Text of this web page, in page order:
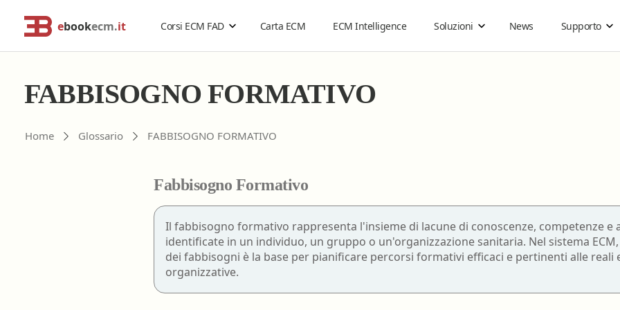
ebookecm.it Corsi ECM FAD
Catalogo Generale
Educatore professionale
Infermiere pediatrico
Logopedista
Tecnico
Tecnico della
cardiocircolatoria e
Carta ECM ECM Intelligence Soluzioni
Professionisti della salute
Estensione validità corsi ECM
Rimborso corsi ECM
News Supporto
Risoluzione problemi
Problemi accesso ebookecm.it
Recupero email
Sostituzione password
- Domande frequenti
Guida ai Gruppi di Acquisto
Istruzioni per utilizzare gli ebook con DRM
Cerca corsi ECM o altro
FABBISOGNO FORMATIVO
Home Glossario FABBISOGNO FORMATIVO
Fabbisogno Formativo
Il fabbisogno formativo rappresenta l'insieme di lacune di conoscenze, competenze e
identificate in un individuo, un gruppo o un'organizzazione sanitaria. Nel sistema
dei fabbisogni è la base per pianificare percorsi formativi efficaci e pertinenti alle reali
organizzative.